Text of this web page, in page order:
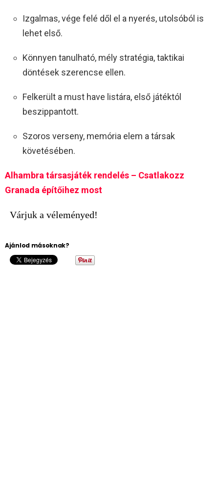
Izgalmas, vége felé dől el a nyerés, utolsóból is
lehet első.
Könnyen tanulható, mély stratégia, taktikai
döntések szerencse ellen.
Felkerült a must have listára, első játéktól
beszippantott.
Szoros verseny, memória elem a társak
követésében.
Alhambra társasjáték rendelés – Csatlakozz
Granada építőihez most
Várjuk a véleményed!
Ajánlod másoknak?